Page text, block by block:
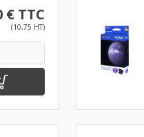
€ TTC
(10,75 HT)